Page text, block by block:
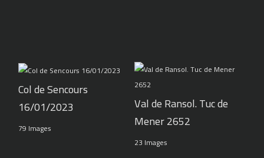
Col de Sencours
16/01/2023
79 Images
Val de Ransol. Tuc de
Mener 2652
23 Images